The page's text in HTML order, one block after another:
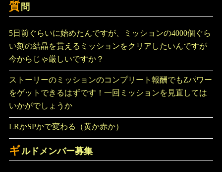
質 問
5日前ぐらいに始めたんですが、ミッションの4000個ぐら
い刻の結晶を貰えるミッションをクリアしたいんですが
今からじゃ厳しいですか？
ストーリーのミッションのコンプリート報酬でもZパワー
をゲットできるはずです！一回ミッションを見直しては
いかがでしょうか
LRかSPかで変わる（黄か赤か）
ギルドメンバー募集